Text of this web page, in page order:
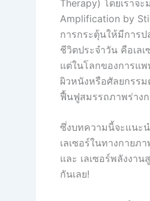
Therapy) โดยเราจ
Amplification by
การกระตุ้นให้มีการ
ชีวิตประจำวัน คือเล
แต่ในโลกของการแพ
ผิวหนังหรือศัลยกรร
ฟื้นฟูสมรรถภาพร่างก
ซึ่งบทความนี้จะแนะ
เลเซอร์ในทางกายภ
และ เลเซอร์พลังงา
กันเลย!